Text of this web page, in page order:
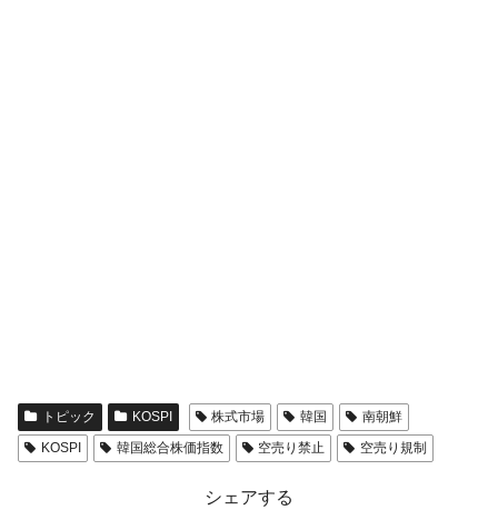
トピック KOSPI 株式市場 韓国
南朝鮮
KOSPI
韓国総合株価指数 空売り禁止 空売り規制
シェアする